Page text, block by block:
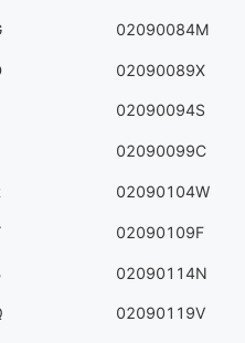
02090084M
02090089X
02090094S
02090099C
02090104W
02090109F
02090114N
02090119V